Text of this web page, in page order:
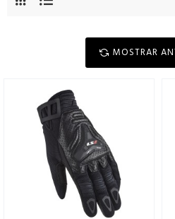
MOSTRAR